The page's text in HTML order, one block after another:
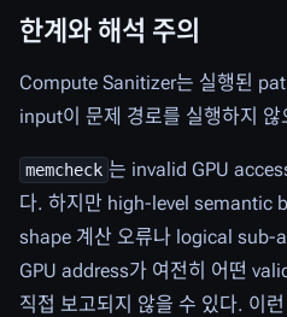
한계와 해석 주의
Compute Sanitizer는 실행된
input이 문제 경로를 실행하지
memcheck 는 invalid GPU
다. 하지만 high-level semantic
shape 계산 오류나 logical sub-
GPU address가 여전히 어떤
직접 보고되지 않을 수 있다. 이